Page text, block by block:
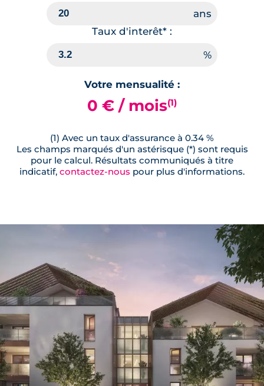
Taux d'interêt* :
Votre mensualité :
0 € / mois(1)
(1) Avec un taux d'assurance à 0.34 %
Les champs marqués d'un astérisque (*) sont requis
pour le calcul. Résultats communiqués à titre
indicatif, contactez-nous pour plus d'informations.